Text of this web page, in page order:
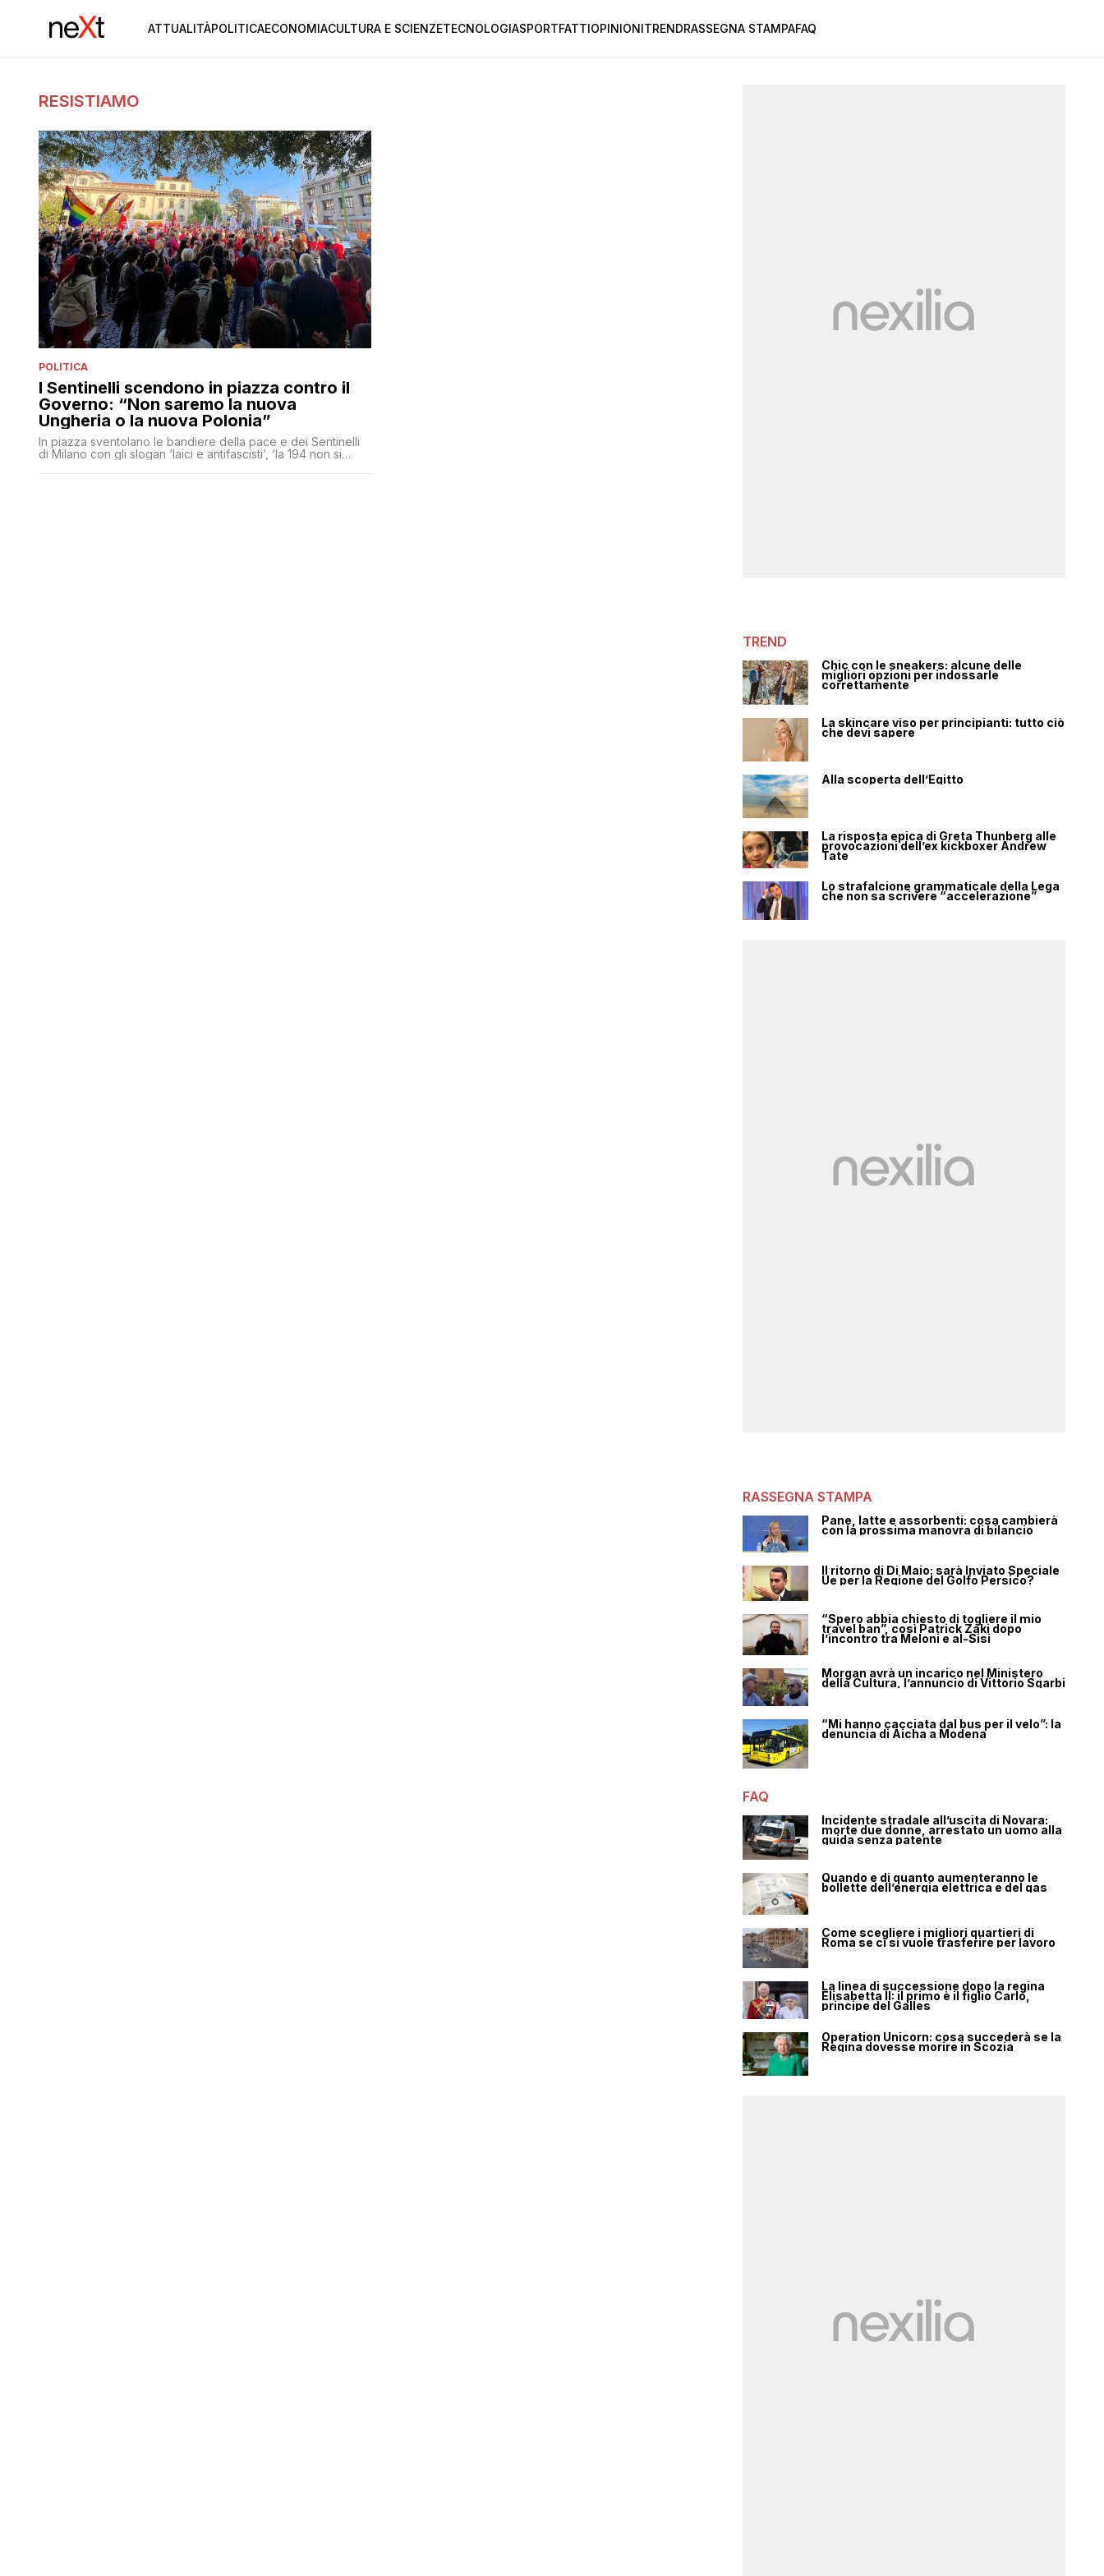
ATTUALITÀPOLITICAECONOMIACULTURA E SCIENZETECNOLOGIASPORTFATTIOPINIONITRENDRASSEGNA STAMPAFAQ
RESISTIAMO
POLITICA
I Sentinelli scendono in piazza contro il
Governo: “Non saremo la nuova
Ungheria o la nuova Polonia”
In piazza sventolano le bandiere della pace e dei Sentinelli
di Milano con gli slogan ‘laici e antifascisti’, ‘la 194 non si
TREND
Chic con le sneakers: alcune delle
migliori opzioni per indossarle
correttamente
La skincare viso per principianti: tutto ciò
che devi sapere
Alla scoperta dell’Egitto
La risposta epica di Greta Thunberg alle
provocazioni dell’ex kickboxer Andrew
Tate
Lo strafalcione grammaticale della Lega
che non sa scrivere “accelerazione”
RASSEGNA STAMPA
Pane, latte e assorbenti: cosa cambierà
con la prossima manovra di bilancio
Il ritorno di Di Maio: sarà Inviato Speciale
Ue per la Regione del Golfo Persico?
“Spero abbia chiesto di togliere il mio
travel ban”, così Patrick Zaki dopo
l’incontro tra Meloni e al-Sisi
Morgan avrà un incarico nel Ministero
della Cultura, l’annuncio di Vittorio Sgarbi
“Mi hanno cacciata dal bus per il velo”: la
denuncia di Aicha a Modena
FAQ
Incidente stradale all’uscita di Novara:
morte due donne, arrestato un uomo alla
guida senza patente
Quando e di quanto aumenteranno le
bollette dell’energia elettrica e del gas
Come scegliere i migliori quartieri di
Roma se ci si vuole trasferire per lavoro
La linea di successione dopo la regina
Elisabetta II: il primo è il figlio Carlo,
principe del Galles
Operation Unicorn: cosa succederà se la
Regina dovesse morire in Scozia